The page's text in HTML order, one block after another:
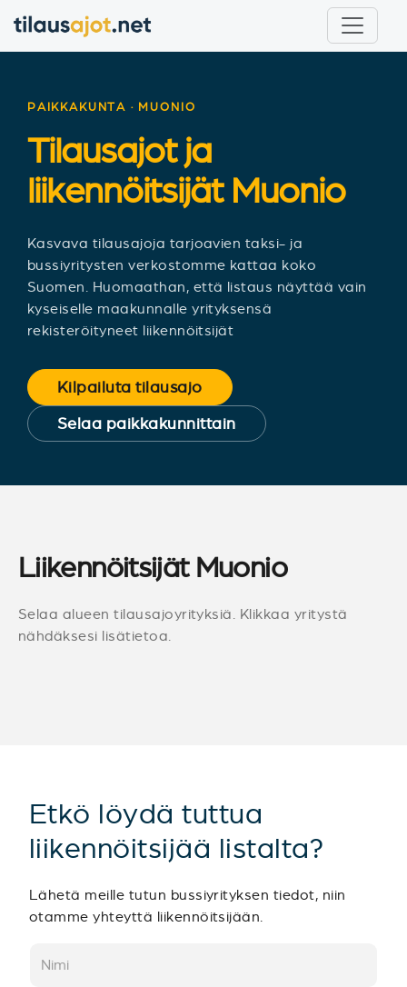
PAIKKAKUNTA · MUONIO
Tilausajot ja
liikennöitsijät Muonio
Kasvava tilausajoja tarjoavien taksi- ja
bussiyritysten verkostomme kattaa koko
Suomen. Huomaathan, että listaus näyttää vain
kyseiselle maakunnalle yrityksensä
rekisteröityneet liikennöitsijät
Kilpailuta tilausajo
Selaa paikkakunnittain
Liikennöitsijät Muonio
Selaa alueen tilausajoyrityksiä. Klikkaa yritystä
nähdäksesi lisätietoa.
Etkö löydä tuttua
liikennöitsijää listalta?
Lähetä meille tutun bussiyrityksen tiedot, niin
otamme yhteyttä liikennöitsijään.